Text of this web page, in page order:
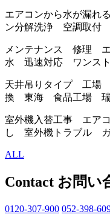
エアコンから水が漏
ン分解洗浄 空調取付
メンテナンス 修理
水 迅速対応 ワンスト
天井吊りタイプ 工場
換 東海 食品工場 瑞
室外機入替工事 エア
し 室外機トラブル
ALL
Contact お問い
0120-307-900 052-398-